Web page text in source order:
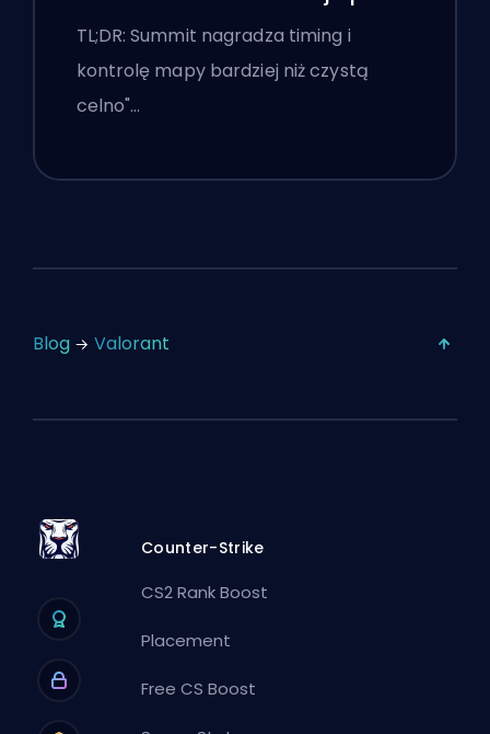
agenci, wezwania i smoki
TL;DR: Summit nagradza timing i
kontrolę mapy bardziej niż czystą
celno"…
Blog Valorant
Counter-Strike
CS2 Rank Boost
Placement
Free CS Boost